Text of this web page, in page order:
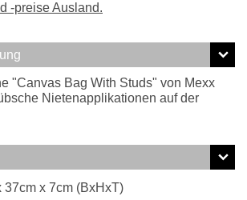
-preise Ausland.
"Canvas Bag With Studs" von Mexx
Nietenapplikationen auf der
37cm x 7cm (BxHxT)